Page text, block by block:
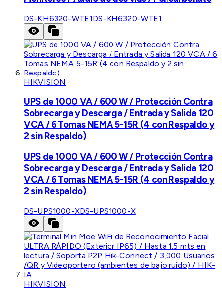
DS-KH6320-WTE1DS-KH6320-WTE1
HIKVISION
UPS de 1000 VA / 600 W / Protección Contra
Sobrecarga y Descarga / Entrada y Salida 120
VCA / 6 Tomas NEMA 5-15R (4 con Respaldo y
2 sin Respaldo)
UPS de 1000 VA / 600 W / Protección Contra
Sobrecarga y Descarga / Entrada y Salida 120
VCA / 6 Tomas NEMA 5-15R (4 con Respaldo y
2 sin Respaldo)
DS-UPS1000-XDS-UPS1000-X
HIKVISION